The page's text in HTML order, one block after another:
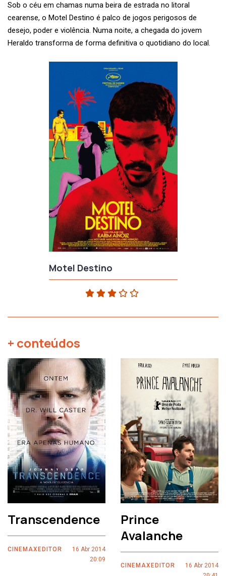
Motel Destino
Sob o céu em chamas numa beira de estrada no litoral
cearense, o Motel Destino é palco de jogos perigosos de
desejo, poder e violência. Numa noite, a chegada do jovem
Heraldo transforma de forma definitiva o quotidiano do local.
+ conteúdos
Transcendence
CINEMAXEDITOR
16 Abr 2014
20:09
Prince
Avalanche
CINEMAXEDITOR
16 Abr 2014